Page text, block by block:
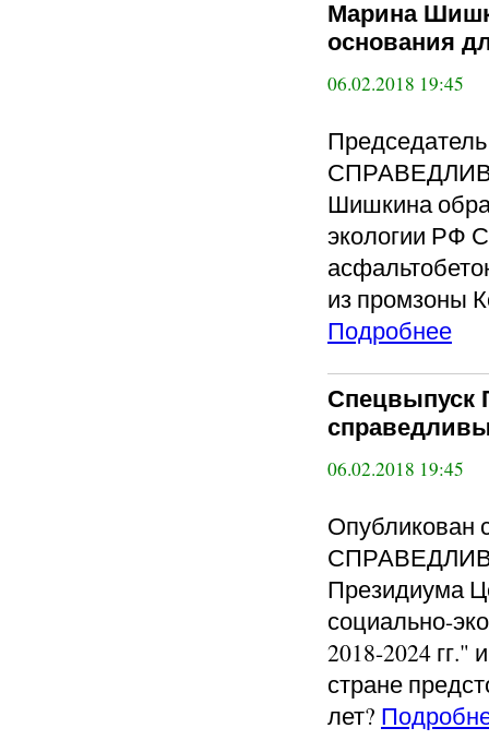
Марина
основания
06.02.2018 19:45
Шишкина
экологии РФ
из промзоны
Подробнее
Спецвыпуск
06.02.2018 19:45
Опубликован
Президиума
социально-
2018-2024
стране
лет?